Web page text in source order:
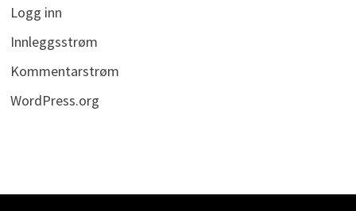
Logg inn
Innleggsstrøm
Kommentarstrøm
WordPress.org